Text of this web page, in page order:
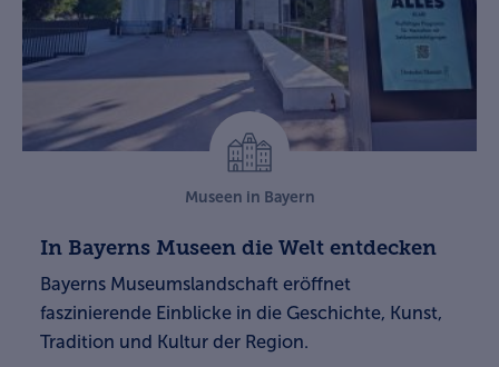
Museen in Bayern
In Bayerns Museen die Welt entdecken
Bayerns Museumslandschaft eröffnet
faszinierende Einblicke in die Geschichte, Kunst,
Tradition und Kultur der Region.